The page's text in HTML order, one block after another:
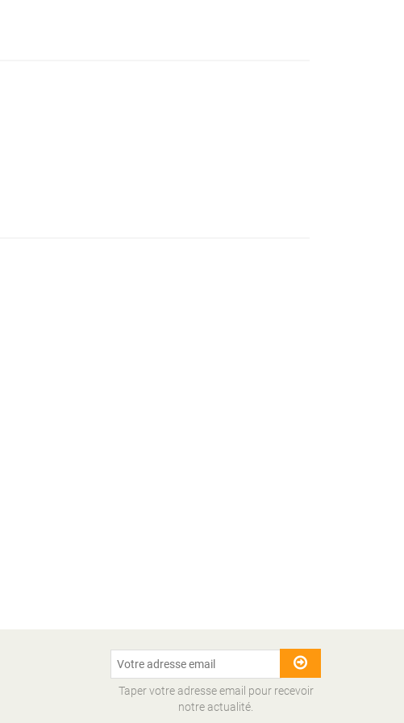
Taper votre adresse email pour recevoir
notre actualité.